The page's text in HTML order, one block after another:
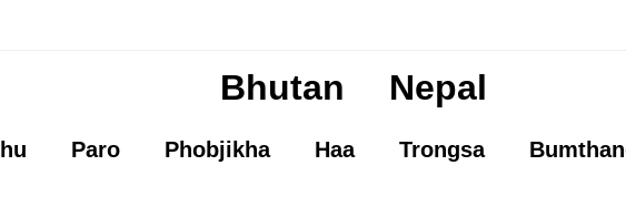
Bhutan Nepal
Paro Phobjikha Haa Trongsa